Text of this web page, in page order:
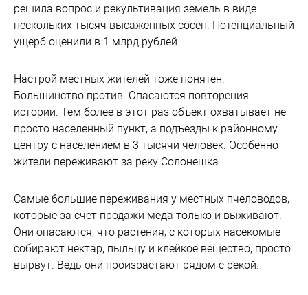
решила вопрос и рекультивация земель в виде
нескольких тысяч высаженных сосен. Потенциальный
ущерб оценили в 1 млрд рублей.
Настрой местных жителей тоже понятен.
Большинство против. Опасаются повторения
истории. Тем более в этот раз объект охватывает не
просто населенный пункт, а подъезды к районному
центру с населением в 3 тысячи человек. Особенно
жители переживают за реку Солонешка.
Самые большие переживания у местных пчеловодов,
которые за счет продажи меда только и выживают.
Они опасаются, что растения, с которых насекомые
собирают нектар, пыльцу и клейкое вещество, просто
вырвут. Ведь они произрастают рядом с рекой.